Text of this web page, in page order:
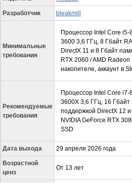
Разработчик bleakmill
Минимальные
требования
Процессор Intel Core i5-
3600 3,6 ГГц, 8 Гбайт
DirectX 11 и 8 Гбайт
RTX 2060 / AMD
накопителе, аккаунт в
Рекомендуемые
требования
Процессор Intel Core i7-
3600X 3,6 ГГц, 16 Гбайт
поддержкой DirectX 12
NVIDIA GeForce RTX
SSD
Дата выхода 29 апреля 2026 года
Возрастной
ценз
От 13 лет